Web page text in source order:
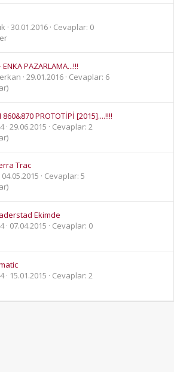
30.01.2016 Cevaplar: 0
PAZARLAMA...!!!
29.01.2016 Cevaplar: 6
860&870 PROTOTİPİ [2015]....!!!!
29.06.2015
Cevaplar: 2
Trac
04.05.2015
Cevaplar: 5
Ekimde
07.04.2015
Cevaplar: 0
15.01.2015
Cevaplar: 2